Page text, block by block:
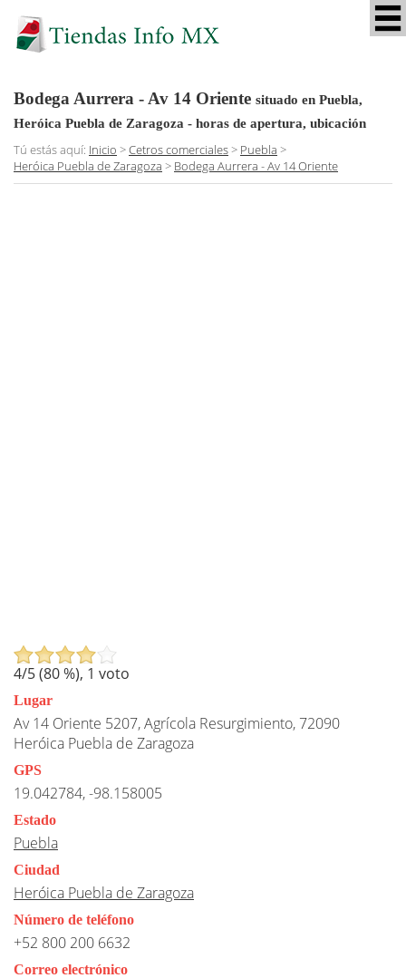
Bodega Aurrera - Av 14 Oriente situado en Puebla,
Heróica Puebla de Zaragoza - horas de apertura, ubicación
Tú estás aquí: Inicio >Cetros comerciales> Puebla >
Heróica Puebla de Zaragoza > Bodega Aurrera - Av 14 Oriente
4/5 (80%), 1 voto
Lugar
Av 14 Oriente 5207, Agrícola Resurgimiento, 72090
Heróica Puebla de Zaragoza
GPS
19.042784, -98.158005
Estado
Puebla
Ciudad
Heróica Puebla de Zaragoza
Número de teléfono
+52 800 200 6632
Correo electrónico